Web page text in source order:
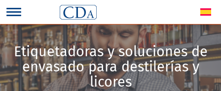
Etiquetadoras y soluciones de
envasado para destilerías y
licores